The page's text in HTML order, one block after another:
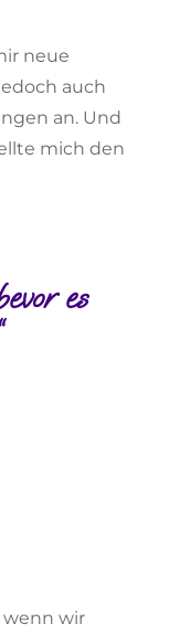
neue
auch
an. Und
mich den
es
wir